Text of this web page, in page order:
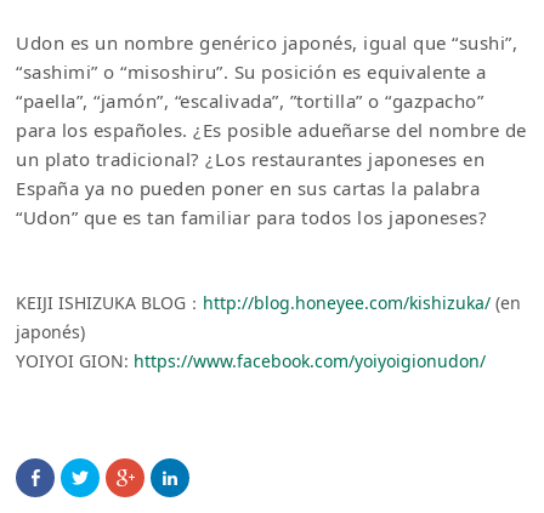
Udon es un nombre genérico japonés, igual que “sushi”,
“sashimi” o “misoshiru”. Su posición es equivalente a
“paella”, “jamón”, “escalivada”, ”tortilla” o “gazpacho”
para los españoles. ¿Es posible adueñarse del nombre de
un plato tradicional? ¿Los restaurantes japoneses en
España ya no pueden poner en sus cartas la palabra
“Udon” que es tan familiar para todos los japoneses?
KEIJI ISHIZUKA BLOG： http://blog.honeyee.com/kishizuka/ (en
japonés)
YOIYOI GION: https://www.facebook.com/yoiyoigionudon/